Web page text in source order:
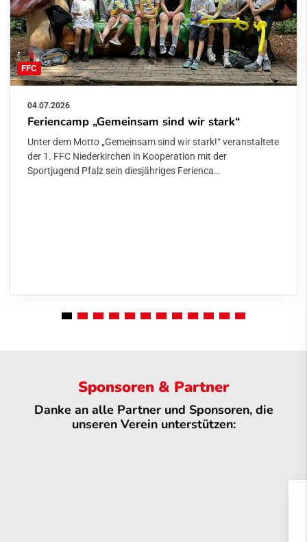
FFC
04.07.2026
Feriencamp „Gemeinsam sind wir stark“
Unter dem Motto „Gemeinsam sind wir stark!“ veranstaltete
der 1. FFC Niederkirchen in Kooperation mit der
Sportjugend Pfalz sein diesjähriges Ferienca…
Sponsoren & Partner
Danke an alle Partner und Sponsoren, die
unseren Verein unterstützen: